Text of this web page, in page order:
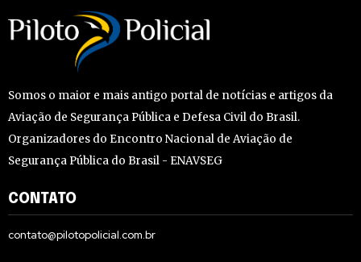
Somos o maior e mais antigo portal de notícias e artigos da
Aviação de Segurança Pública e Defesa Civil do Brasil.
Organizadores do Encontro Nacional de Aviação de
Segurança Pública do Brasil - ENAVSEG
CONTATO
contato@pilotopolicial.com.br